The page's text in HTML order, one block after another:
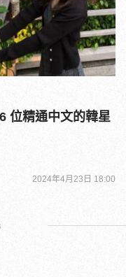
位精通中文的韓星
2024年4月23日 18:00